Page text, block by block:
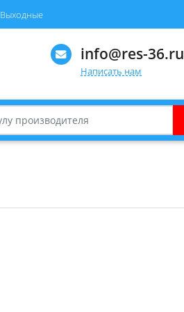
Выходные
info@res-36.ru
Написать нам